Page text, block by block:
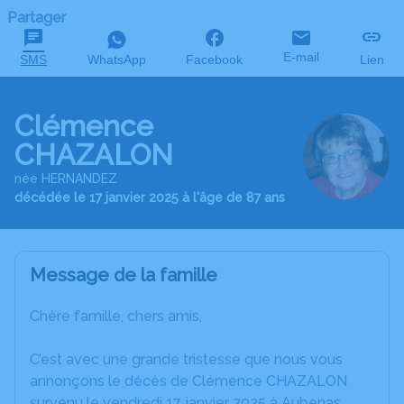
Partager
SMS WhatsApp Facebook E-mail Lien
Clémence
CHAZALON
née HERNANDEZ
décédée le 17 janvier 2025 à l'âge de 87 ans
Message de la famille
Chère famille, chers amis,
C’est avec une grande tristesse que nous vous
annonçons le décès de Clémence CHAZALON